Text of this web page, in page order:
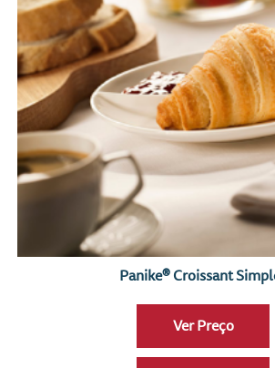
Panike® Croissant
Ver Preço